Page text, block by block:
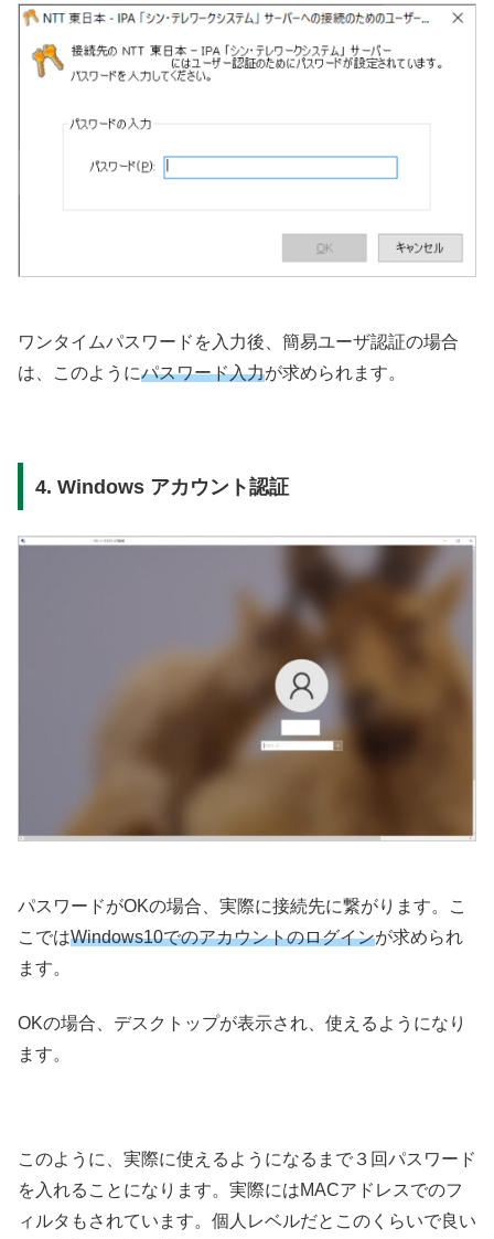
ワンタイムパスワードを入力後、簡易ユーザ認証の場合
は、このようにパスワード入力が求められます。
4. Windows アカウント認証
パスワードがOKの場合、実際に接続先に繋がります。こ
こではWindows10でのアカウントのログインが求められ
ます。
OKの場合、デスクトップが表示され、使えるようになり
ます。
このように、実際に使えるようになるまで３回パスワード
を入れることになります。実際にはMACアドレスでのフ
ィルタもされています。個人レベルだとこのくらいで良い